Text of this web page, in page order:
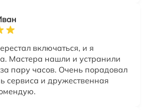
включаться, и я
Мастера нашли и устранили
пару часов. Очень порадовал
сервиса и дружественная